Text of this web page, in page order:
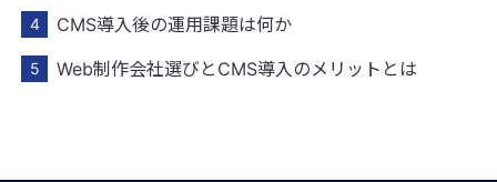
CMS導入後の運用課題は何か
Web制作会社選びとCMS導入のメリットとは